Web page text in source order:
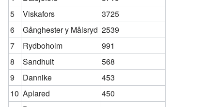
5
Viskafors
3725
6
Gånghester y Målsryd 2539
7
Rydboholm
991
8
Sandhult
568
9
Dannike
453
10 Aplared
450